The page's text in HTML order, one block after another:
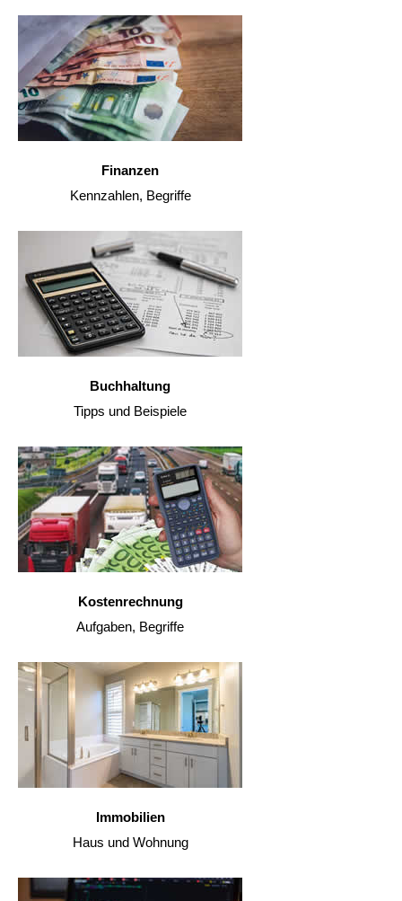
Finanzen
Kennzahlen, Begriffe
Buchhaltung
Tipps und Beispiele
Kostenrechnung
Aufgaben, Begriffe
Immobilien
Haus und Wohnung